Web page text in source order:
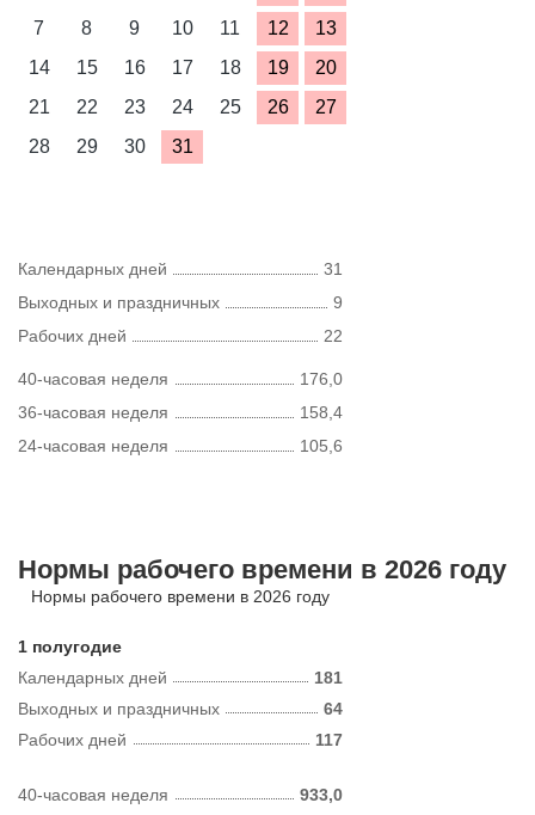
7
8 9 10 11 12
13
14
15 16 17 18 19
20
21
22 23 24 25 26
27
28
29 30 31
Календарных дней
31
Выходных и праздничных
9
Рабочих дней
22
40-часовая неделя
176,0
36-часовая неделя
158,4
24-часовая неделя
105,6
Нормы рабочего времени в 2026 году
Нормы рабочего времени в 2026 году
1 полугодие
Календарных дней
181
Рабочих дней 117
Выходных и праздничных 64
40-часовая неделя
933,0